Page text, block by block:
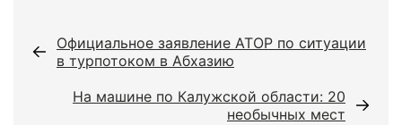
Официальное заявление АТОР по ситуации
в турпотоком в Абхазию
На машине по Калужской области: 20
необычных мест